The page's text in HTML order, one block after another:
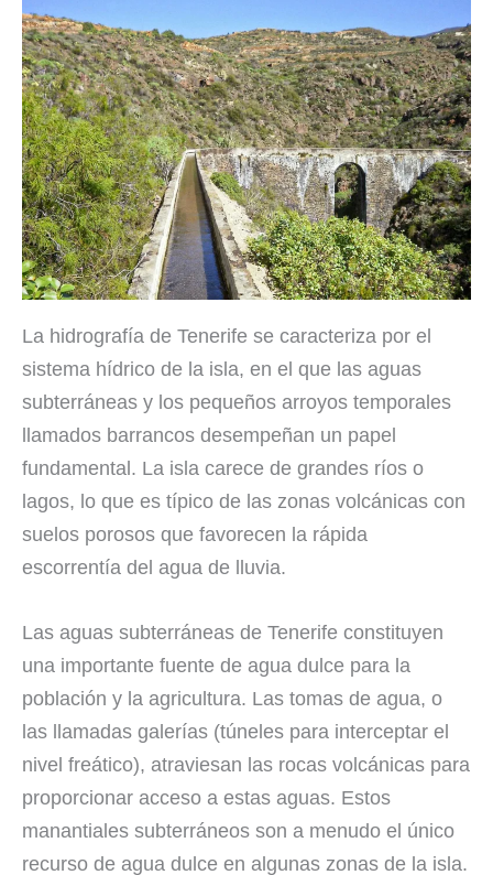
La hidrografía de Tenerife se caracteriza por el
sistema hídrico de la isla, en el que las aguas
subterráneas y los pequeños arroyos temporales
llamados barrancos desempeñan un papel
fundamental. La isla carece de grandes ríos o
lagos, lo que es típico de las zonas volcánicas con
suelos porosos que favorecen la rápida
escorrentía del agua de lluvia.
Las aguas subterráneas de Tenerife constituyen
una importante fuente de agua dulce para la
población y la agricultura. Las tomas de agua, o
las llamadas galerías (túneles para interceptar el
nivel freático), atraviesan las rocas volcánicas para
proporcionar acceso a estas aguas. Estos
manantiales subterráneos son a menudo el único
recurso de agua dulce en algunas zonas de la isla.